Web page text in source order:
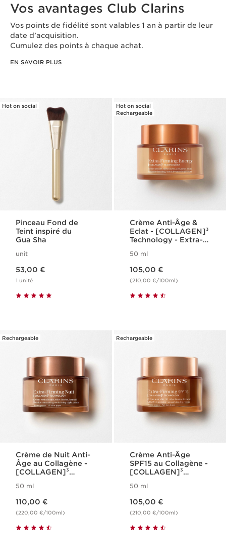
Vos avantages Club Clarins
Vos points de fidélité sont valables 1 an à partir de leur
date d’acquisition.
Cumulez des points à chaque achat.
EN SAVOIR PLUS
Hot on social
Pinceau Fond de
Teint inspiré du
Gua Sha
unit
53,00 €
1 unité
Hot on social
Rechargeable
Crème Anti-Âge &
Eclat - [COLLAGEN]³
Technology - Extra-
50 ml
105,00 €
(210,00 €/100ml)
Rechargeable
Crème de Nuit Anti-
Âge au Collagène -
[COLLAGEN]³
Firming
50 ml
110,00 €
(220,00 €/100ml)
Rechargeable
Crème Anti-Âge
SPF15 au Collagène -
[COLLAGEN]³
Firming
50 ml
105,00 €
(210,00 €/100ml)